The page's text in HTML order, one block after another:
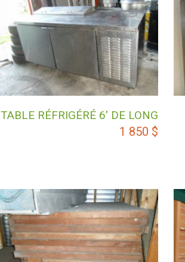
TABLE RÉFRIGÉRÉ 6′ DE LONG
1 850 $